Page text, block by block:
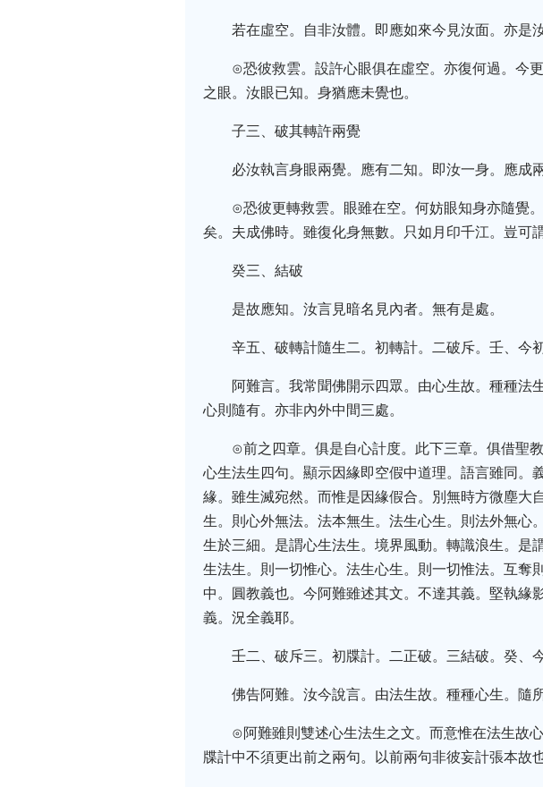
若在虛空。自非汝體。即應如來今見汝面。亦是
⊙恐彼救雲。設許心眼俱在虛空。亦復何過。今
之眼。汝眼已知。身猶應未覺也。
子三、破其轉許兩覺
必汝執言身眼兩覺。應有二知。即汝一身。應成兩
⊙恐彼更轉救雲。眼雖在空。何妨眼知身亦隨覺
矣。夫成佛時。雖復化身無數。只如月印千江。豈可
癸三、結破
是故應知。汝言見暗名見內者。無有是處。
辛五、破轉計隨生二。初轉計。二破斥。壬、今
阿難言。我常聞佛開示四眾。由心生故。種種法
心則隨有。亦非內外中間三處。
⊙前之四章。俱是自心計度。此下三章。俱借聖
心生法生四句。顯示因緣即空假中道理。語言雖同。
緣。雖生滅宛然。而惟是因緣假合。別無時方微塵大
生。則心外無法。法本無生。法生心生。則法外無心
生於三細。是謂心生法生。境界風動。轉識浪生。是
生法生。則一切惟心。法生心生。則一切惟法。互奪
中。圓教義也。今阿難雖述其文。不達其義。堅執緣
義。況全義耶。
壬二、破斥三。初牒計。二正破。三結破。癸、
佛告阿難。汝今說言。由法生故。種種心生。隨
⊙阿難雖則雙述心生法生之文。而意惟在法生故
牒計中不須更出前之兩句。以前兩句非彼妄計張本故也